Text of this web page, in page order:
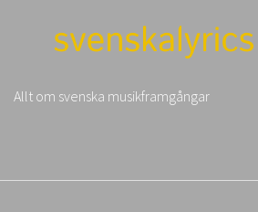
Allt om svenska musikframgångar